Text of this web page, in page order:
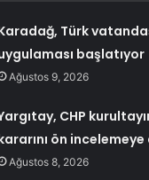
Türk
başlatıyor
Ağustos 9, 2026
CHP
ön incelemeye
Ağustos 8, 2026